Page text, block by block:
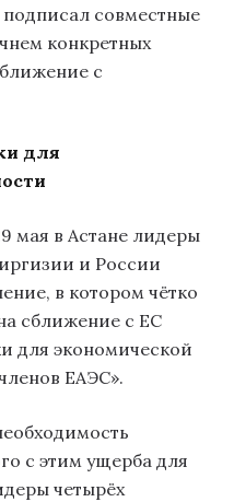
подписал совместные
конкретных
с
для
мая в Астане лидеры
и России
в котором чётко
сближение с ЕС
для экономической
ЕАЭС».
с этим ущерба для
четырёх